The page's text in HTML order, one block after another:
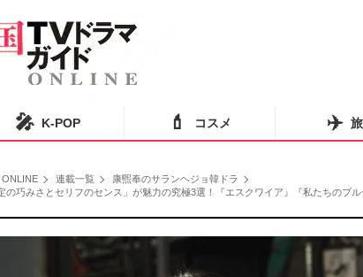
🎤 K-POP 💄 コスメ ✈️
連載一覧
康煕奉のサランヘジョ韓ドラ
の巧みさとセリフのセンス」が魅力の究極3選！『エスクワイア』『私たちのブ